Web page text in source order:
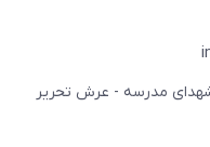
شهدای مدرسه - عرش تحریر